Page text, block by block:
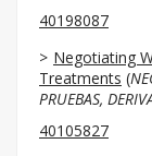
40198087
Negotiating
Treatments (
PRUEBAS,
40105827